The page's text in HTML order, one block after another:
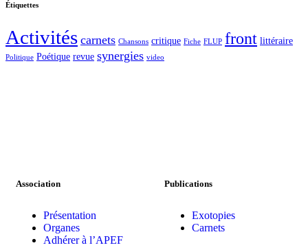
Étiquettes
Activités carnets Chansons critique Fiche FLUP front littéraire
Politique Poétique revue synergies video
Association
Présentation
Organes
Adhérer à l’APEF
Publications
Exotopies
Carnets